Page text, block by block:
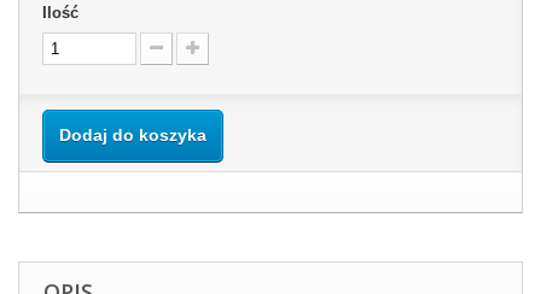
Ilość
Dodaj do koszyka